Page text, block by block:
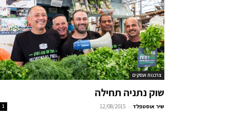
צרכנות ועסקים
שוק נתניה תחילה
שיר אוסטפלד -
12/08/2015
1